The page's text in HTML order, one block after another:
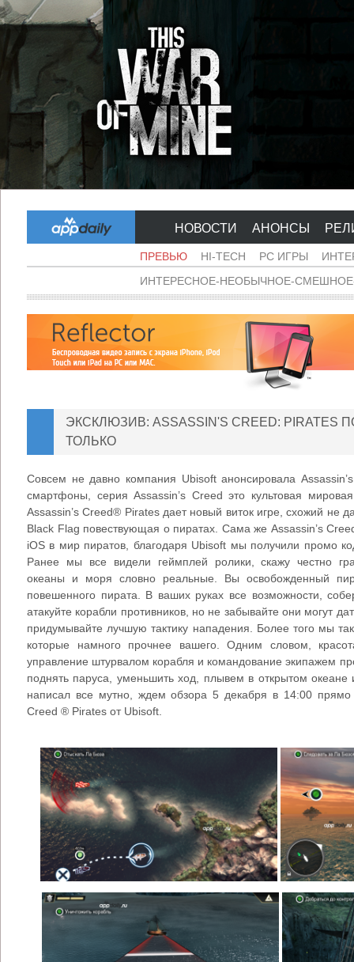
НОВОСТИ АНОНСЫ
ПРЕВЬЮ HI-TECH PC ИГРЫ
ИНТЕРЕСНОЕ-НЕОБЫЧНОЕ-
ЭКСКЛЮЗИВ: ASSASSIN'S CREED:
ТОЛЬКО
Совсем не давно компания Ubisoft анонсировала
смартфоны, серия Assassin’s Creed это культовая
Assassin’s Creed® Pirates дает новый виток игре, схожий не
Black Flag повествующая о пиратах. Сама же Assassin’s
iOS в мир пиратов, благодаря Ubisoft мы получили промо
Ранее мы все видели геймплей ролики, скажу честно
океаны и моря словно реальные. Вы освобожденный
повешенного пирата. В ваших руках все возможности,
атакуйте корабли противников, но не забывайте они могут
придумывайте лучшую тактику нападения. Более того мы
которые намного прочнее вашего. Одним словом,
управление штурвалом корабля и командование экипажем
поднять паруса, уменьшить ход, плывем в открытом
написал все мутно, ждем обзора 5 декабря в 14:00 прямо
Creed ® Pirates от Ubisoft.